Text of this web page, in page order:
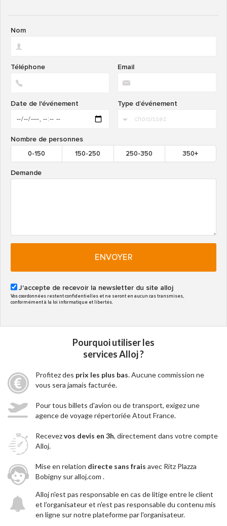
Nom
Email
Téléphone
Type d’événement
Date de l'événement
Nombre de personnes
0-150 150-250 250-350 350+
Demande
ENVOYER
J'accepte de recevoir la newsletter du site alloj
Vos coordonnées restent confidentielles et ne seront en aucun cas transmises,
conformément à la loi informatique et libertés.
Pourquoi utiliser les
services Alloj ?
Profitez des prix les plus bas. Aucune commission ne
vous sera jamais facturée.
Pour tous billets d'avion ou de transport, exigez une
agence de voyage répertoriée Atout France.
Recevezvos devis en 3h, directement dans votre compte
Alloj.
Mise en relation directe sans frais avec Ritz Plazza
Bobigny sur alloj.com .
Alloj n'est pas responsable en cas de litige entre le client
et l’organisateur et n'est pas responsable du contenu mis
en ligne sur notre plateforme par l'organisateur.